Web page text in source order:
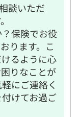
談いただ
保険でお役
ります。こ
るように心
りなことが
にご連絡く
けてお過ご